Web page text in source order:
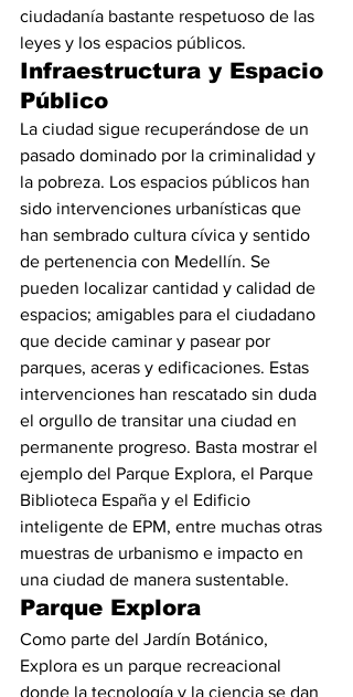
ciudadanía bastante respetuoso de las
leyes y los espacios públicos.
Infraestructura y Espacio
Público
La ciudad sigue recuperándose de un
pasado dominado por la criminalidad y
la pobreza. Los espacios públicos han
sido intervenciones urbanísticas que
han sembrado cultura cívica y sentido
de pertenencia con Medellín. Se
pueden localizar cantidad y calidad de
espacios; amigables para el ciudadano
que decide caminar y pasear por
parques, aceras y edificaciones. Estas
intervenciones han rescatado sin duda
el orgullo de transitar una ciudad en
permanente progreso. Basta mostrar el
ejemplo del Parque Explora, el Parque
Biblioteca España y el Edificio
inteligente de EPM, entre muchas otras
muestras de urbanismo e impacto en
una ciudad de manera sustentable.
Parque Explora
Como parte del Jardín Botánico,
Explora es un parque recreacional
donde la tecnología y la ciencia se dan